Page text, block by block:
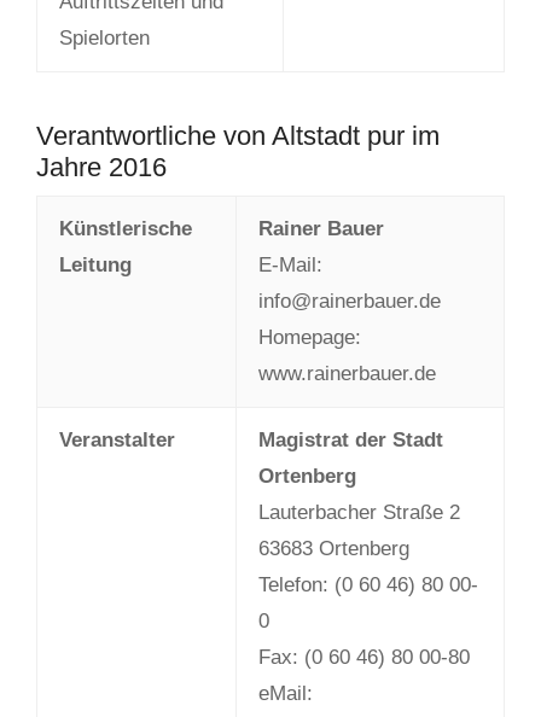
Spielorten
Verantwortliche von Altstadt pur im
Jahre 2016
Künstlerische
Leitung
Rainer Bauer
E-Mail:
info@rainerbauer.de
Homepage:
www.rainerbauer.de
Veranstalter
Magistrat der Stadt
Ortenberg
Lauterbacher Straße 2
63683 Ortenberg
Telefon: (0 60 46) 80 00-
0
Fax: (0 60 46) 80 00-80
eMail: